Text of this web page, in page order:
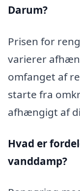
Darum?
Prisen for
varierer
omfanget af
starte fra
afhængigt af
Hvad er
vanddamp?